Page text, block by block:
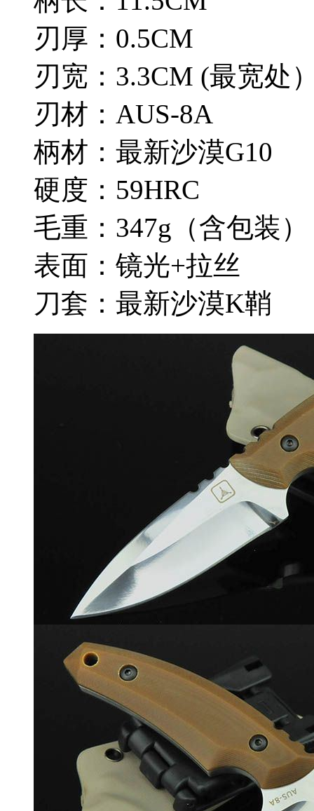
刃厚：0.5CM
刃宽：3.3CM (最宽处
刃材：AUS-8A
柄材：最新沙漠G10
硬度：59HRC
毛重：347g（含包装
表面：镜光+拉丝
刀套：最新沙漠K鞘